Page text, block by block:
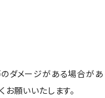
ダメージがある場合があ
願いいたします。